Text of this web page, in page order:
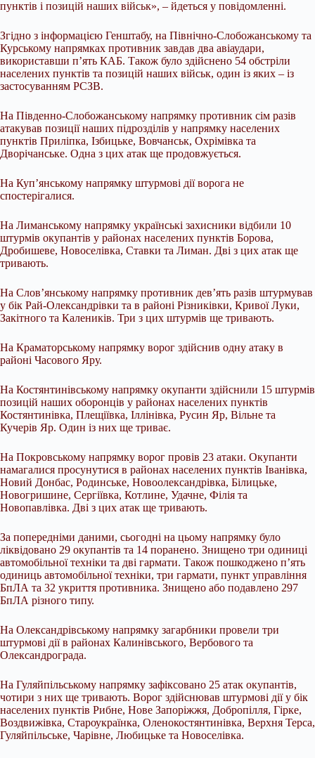
пунктів і позицій наших військ», – йдеться у повідомленні.
Згідно з інформацією Генштабу, на Північно-Слобожанському та
Курському напрямках противник завдав два авіаудари,
використавши п’ять КАБ. Також було здійснено 54 обстріли
населених пунктів та позицій наших військ, один із яких – із
застосуванням РСЗВ.
На Південно-Слобожанському напрямку противник сім разів
атакував позиції наших підрозділів у напрямку населених
пунктів Приліпка, Ізбицьке, Вовчанськ, Охрімівка та
Дворічанське. Одна з цих атак ще продовжується.
На Куп’янському напрямку штурмові дії ворога не
спостерігалися.
На Лиманському напрямку українські захисники відбили 10
штурмів окупантів у районах населених пунктів Борова,
Дробишеве, Новоселівка, Ставки та Лиман. Дві з цих атак ще
тривають.
На Слов’янському напрямку противник дев’ять разів штурмував
у бік Рай-Олександрівки та в районі Різниківки, Кривої Луки,
Закітного та Калеників. Три з цих штурмів ще тривають.
На Краматорському напрямку ворог здійснив одну атаку в
районі Часового Яру.
На Костянтинівському напрямку окупанти здійснили 15 штурмів
позицій наших оборонців у районах населених пунктів
Костянтинівка, Плещіївка, Іллінівка, Русин Яр, Вільне та
Кучерів Яр. Один із них ще триває.
На Покровському напрямку ворог провів 23 атаки. Окупанти
намагалися просунутися в районах населених пунктів Іванівка,
Новий Донбас, Родинське, Новоолександрівка, Білицьке,
Новогришине, Сергіївка, Котлине, Удачне, Філія та
Новопавлівка. Дві з цих атак ще тривають.
За попередніми даними, сьогодні на цьому напрямку було
ліквідовано 29 окупантів та 14 поранено. Знищено три одиниці
автомобільної техніки та дві гармати. Також пошкоджено п’ять
одиниць автомобільної техніки, три гармати, пункт управління
БпЛА та 32 укриття противника. Знищено або подавлено 297
БпЛА різного типу.
На Олександрівському напрямку загарбники провели три
штурмові дії в районах Калинівського, Вербового та
Олександрограда.
На Гуляйпільському напрямку зафіксовано 25 атак окупантів,
чотири з них ще тривають. Ворог здійснював штурмові дії у бік
населених пунктів Рибне, Нове Запоріжжя, Добропілля, Гірке,
Воздвижівка, Староукраїнка, Оленокостянтинівка, Верхня Терса,
Гуляйпільське, Чарівне, Любицьке та Новоселівка.